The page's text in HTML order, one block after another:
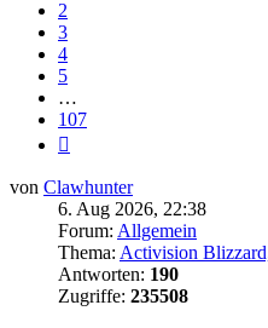
2
3
4
5
…
107
von Clawhunter
6. Aug 2026, 22:38
Forum: Allgemein
Thema: Activision
Antworten: 190
Zugriffe: 235508